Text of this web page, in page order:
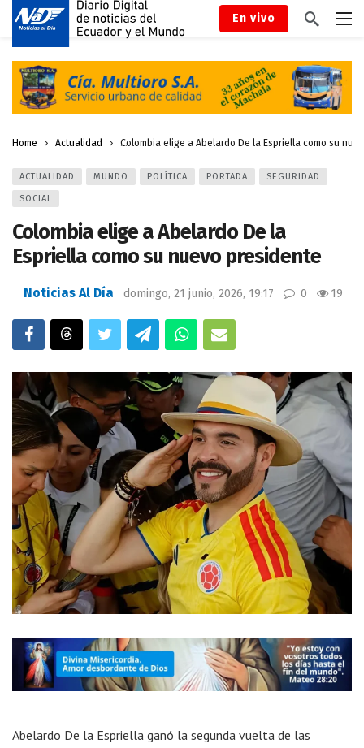
En vivo
Home Actualidad Colombia elige a Abelardo De la Espriella como su
ACTUALIDAD MUNDO POLÍTICA PORTADA SEGURIDAD
SOCIAL
Colombia elige a Abelardo De la
Espriella como su nuevo presidente
Noticias Al Día domingo, 21 junio, 2026, 19:17 0 19
Abelardo De la Espriella ganó la segunda vuelta de las